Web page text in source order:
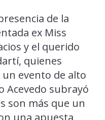
de la
ex Miss
y el querido
quienes
evento de alto
Acevedo subrayó
son más que un
una apuesta